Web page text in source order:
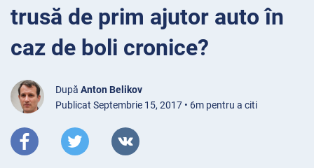
trusă de prim ajutor auto în
caz de boli cronice?
După Anton Belikov
Publicat Septembrie 15, 2017 • 6m pentru a citi